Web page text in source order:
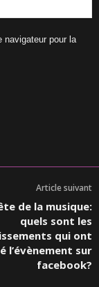
navigateur pour la
Article suivant
de la musique:
quels sont les
qui ont
l’évènement sur
facebook?